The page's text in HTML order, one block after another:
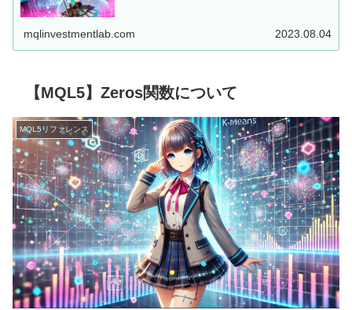
mqlinvestmentlab.com 2023.08.04
【MQL5】Zeros関数について
MQL5リファレンス